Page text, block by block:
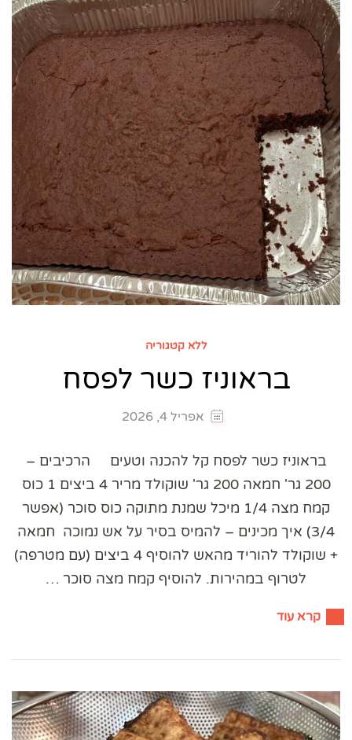
ללא קטגוריה
בראוניז כשר לפסח
אפריל 4, 2026
בראוניז כשר לפסח קל להכנה וטעים הרכיבים –
200 גר' חמאה 200 גר' שוקולד מריר 4 ביצים 1 כוס
קמח מצה 1/4 מיכל שמנת מתוקה כוס סוכר (אפשר
3/4) איך מכינים – להמיס בסיר על אש נמוכה חמאה
+ שוקולד להוריד מהאש להוסיף 4 ביצים (עם מטרפה)
לטרוף במהירות. להוסיף קמח מצה סוכר …
קרא עוד